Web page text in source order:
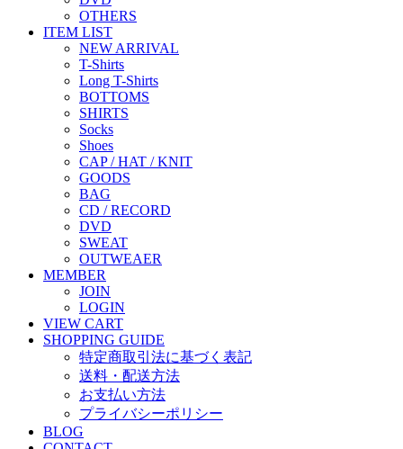
OTHERS
ITEM LIST
NEW ARRIVAL
T-Shirts
Long T-Shirts
BOTTOMS
SHIRTS
Socks
Shoes
CAP / HAT / KNIT
GOODS
BAG
CD / RECORD
DVD
SWEAT
OUTWEAER
MEMBER
JOIN
LOGIN
VIEW CART
SHOPPING GUIDE
特定商取引法に基づく表記
送料・配送方法
お支払い方法
プライバシーポリシー
BLOG